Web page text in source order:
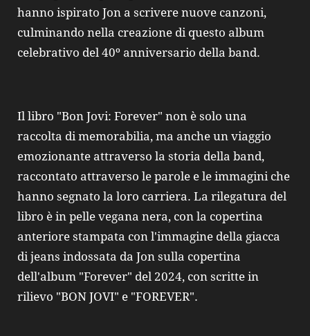
hanno ispirato Jon a scrivere nuove canzoni,
culminando nella creazione di questo album
celebrativo del 40º anniversario della band.
Il libro "Bon Jovi: Forever" non è solo una
raccolta di memorabilia, ma anche un viaggio
emozionante attraverso la storia della band,
raccontato attraverso le parole e le immagini che
hanno segnato la loro carriera. La rilegatura del
libro è in pelle vegana nera, con la copertina
anteriore stampata con l'immagine della giacca
di jeans indossata da Jon sulla copertina
dell'album "Forever" del 2024, con scritte in
rilievo "BON JOVI" e "FOREVER".